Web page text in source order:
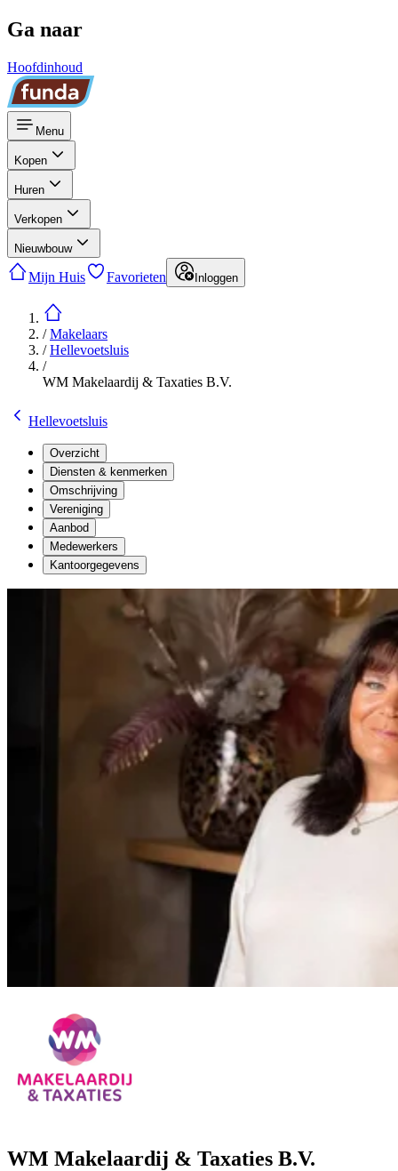
Ga naar
Hoofdinhoud
Menu
Kopen
Huren
Verkopen
Nieuwbouw
Mijn Huis Favorieten Inloggen
/Makelaars
/Hellevoetsluis
/
WM Makelaardij & Taxaties B.V.
Hellevoetsluis
Overzicht
Diensten & kenmerken
Omschrijving
Vereniging
Aanbod
Medewerkers
Kantoorgegevens
WM Makelaardij & Taxaties B.V.